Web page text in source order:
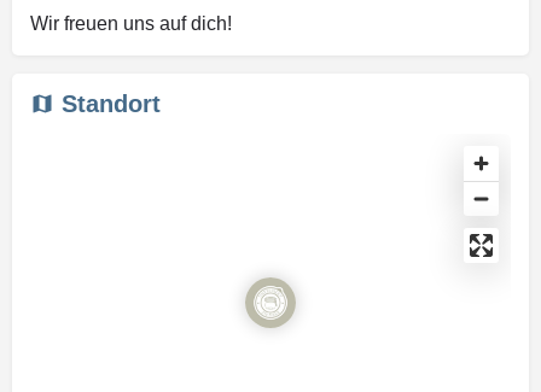
Wir freuen uns auf dich!
Standort